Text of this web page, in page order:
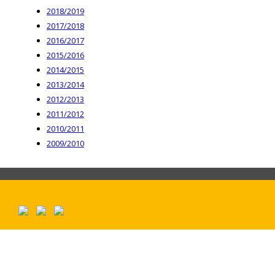
2018/2019
2017/2018
2016/2017
2015/2016
2014/2015
2013/2014
2012/2013
2011/2012
2010/2011
2009/2010